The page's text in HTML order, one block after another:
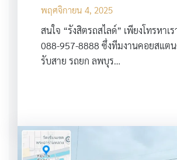
พฤศจิกายน 4, 2025
สนใจ “รังสิตรถสไลด์” เพียงโทรหาเ
088-957-8888 ซึ่งทีมงานคอยสแต
รับสาย รถยก ลพบุร…